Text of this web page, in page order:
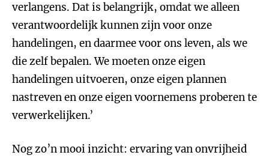
verlangens. Dat is belangrijk, omdat we alleen
verantwoordelijk kunnen zijn voor onze
handelingen, en daarmee voor ons leven, als we
die zelf bepalen. We moeten onze eigen
handelingen uitvoeren, onze eigen plannen
nastreven en onze eigen voornemens proberen te
verwerkelijken.’
Nog zo’n mooi inzicht: ervaring van onvrijheid